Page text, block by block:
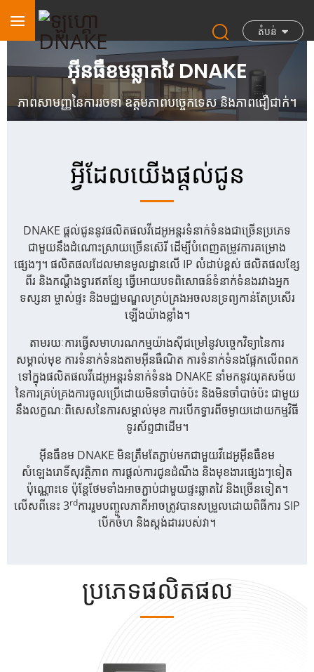
តំបន់
អ៊ីនធឺខមឆ្លាតវៃ DNAKE
ភាពសាមញ្ញនៃការរចនា ឧត្តមភាពបច្ចេកទេស និងភាពជឿជាក់។
អ្វីដែលយើងផ្តល់ជូន
DNAKE ផ្តល់ជូននូវផលិតផលវីដេអូអន្តរទំនាក់ទំនងជាច្រើនប្រភេទ
ជាមួយនឹងដំណោះស្រាយច្រើនស៊េរី ដើម្បីបំពេញតម្រូវការគម្រោង
ផ្សេងៗ។ ផលិតផលដែលមានមូលដ្ឋានលើ IP លំដាប់ខ្ពស់ ផលិតផលខ្សែ
ពីរ និងកណ្ដឹងទ្វារឥតខ្សែ ធ្វើអោយបទពិសោធន៍ទំនាក់ទំនងរវាងអ្នក
ទស្សនា ម្ចាស់ផ្ទះ និងមជ្ឈមណ្ឌលគ្រប់គ្រងអចលនទ្រព្យកាន់តែប្រសើរ
ឡើងយ៉ាងខ្លាំង។
តាមរយៈការធ្វើសមាហរណកម្មយ៉ាងស៊ីជម្រៅនូវបច្ចេកវិទ្យានៃការ
សម្គាល់មុខ ការទំនាក់ទំនងតាមអ៊ីនធឺណិត ការទំនាក់ទំនងផ្អែកលើពពក
ទៅក្នុងផលិតផលវីដេអូអន្តរទំនាក់ទំនង DNAKE នាំមកនូវយុគសម័យ
នៃការគ្រប់គ្រងការចូលប្រើដោយមិនចាំបាច់ប៉ះ និងមិនចាំបាច់ប៉ះ ជាមួយ
នឹងលក្ខណៈពិសេសនៃការសម្គាល់មុខ ការបើកទ្វារពីចម្ងាយដោយកម្មវិធី
ទូរស័ព្ទជាដើម។
អ៊ីនធឺខម DNAKE មិនត្រឹមតែភ្ជាប់មកជាមួយវីដេអូអ៊ីនធឺខម
សំឡេងរោទិ៍សុវត្ថិភាព ការផ្តល់ការជូនដំណឹង និងមុខងារផ្សេងៗទៀត
ប៉ុណ្ណោះទេ ប៉ុន្តែថែមទាំងអាចភ្ជាប់ជាមួយផ្ទះឆ្លាតវៃ និងច្រើនទៀត។
លើសពីនេះ 3rdការរួមបញ្ចូលភាគីអាចត្រូវបានសម្រួលដោយពិធីការ SIP
បើកចំហ និងស្តង់ដាររបស់វា។
ប្រភេទផលិតផល